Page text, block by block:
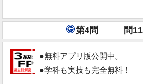
第4問 問11
●無料アプリ版公開中。
●学科も実技も完全無料！